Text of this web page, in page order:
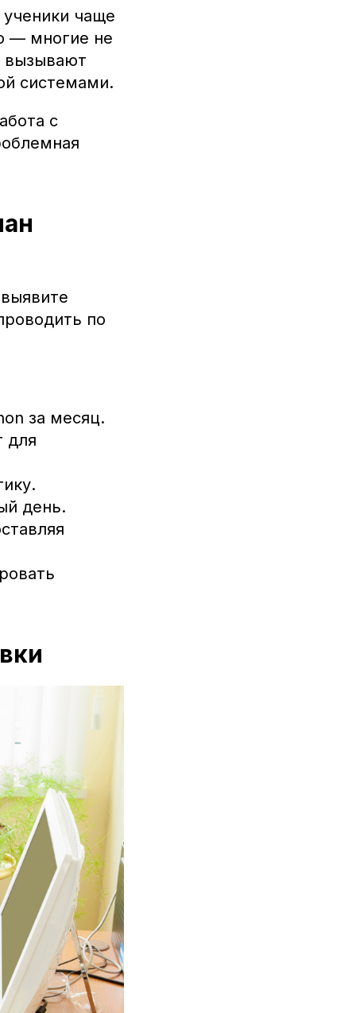
чаще
— многие не
вызывают
системами.
с
по
за месяц.
для
день.